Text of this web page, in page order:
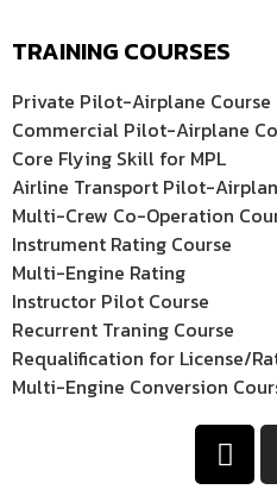
TRAINING COURSES
Private Pilot-Airplane Course
Commercial Pilot-Airplane
Core Flying Skill for MPL
Airline Transport Pilot-
Multi-Crew Co-Operation
Instrument Rating Course
Multi-Engine Rating
Instructor Pilot Course
Recurrent Traning Course
Requalification for License/
Multi-Engine Conversion